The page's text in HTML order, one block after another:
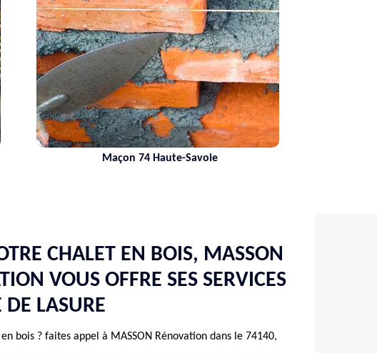
Maçon 74 Haute-Savoie
CHALET EN BOIS, MASSON
VOUS OFFRE SES SERVICES
DE LASURE
bois ? faites appel à MASSON Rénovation dans le 74140,